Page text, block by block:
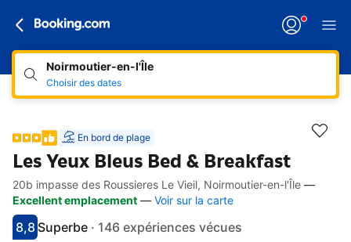
Noirmoutier-en-l'Île
Choisir des dates
En bord de plage
Les Yeux Bleus Bed & Breakfast
Accès rapides
Aller à la description
Aller aux équipements
Aller aux hébergements
Aller aux conditions
20b impasse des Roussieres Le Vieil, Noirmoutier-en-l'Île —
Excellent emplacement — Voir sur la carte
Avec une note de 8.8
8,8
superbeSuperbe · 146 expériences vécues